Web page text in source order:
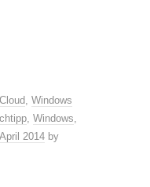
Cloud, Windows
, Windows,
2014 by